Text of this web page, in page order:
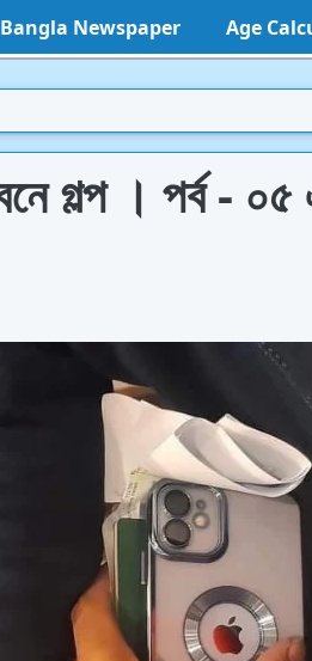
Newspaper Age
গল্প । পর্ব -